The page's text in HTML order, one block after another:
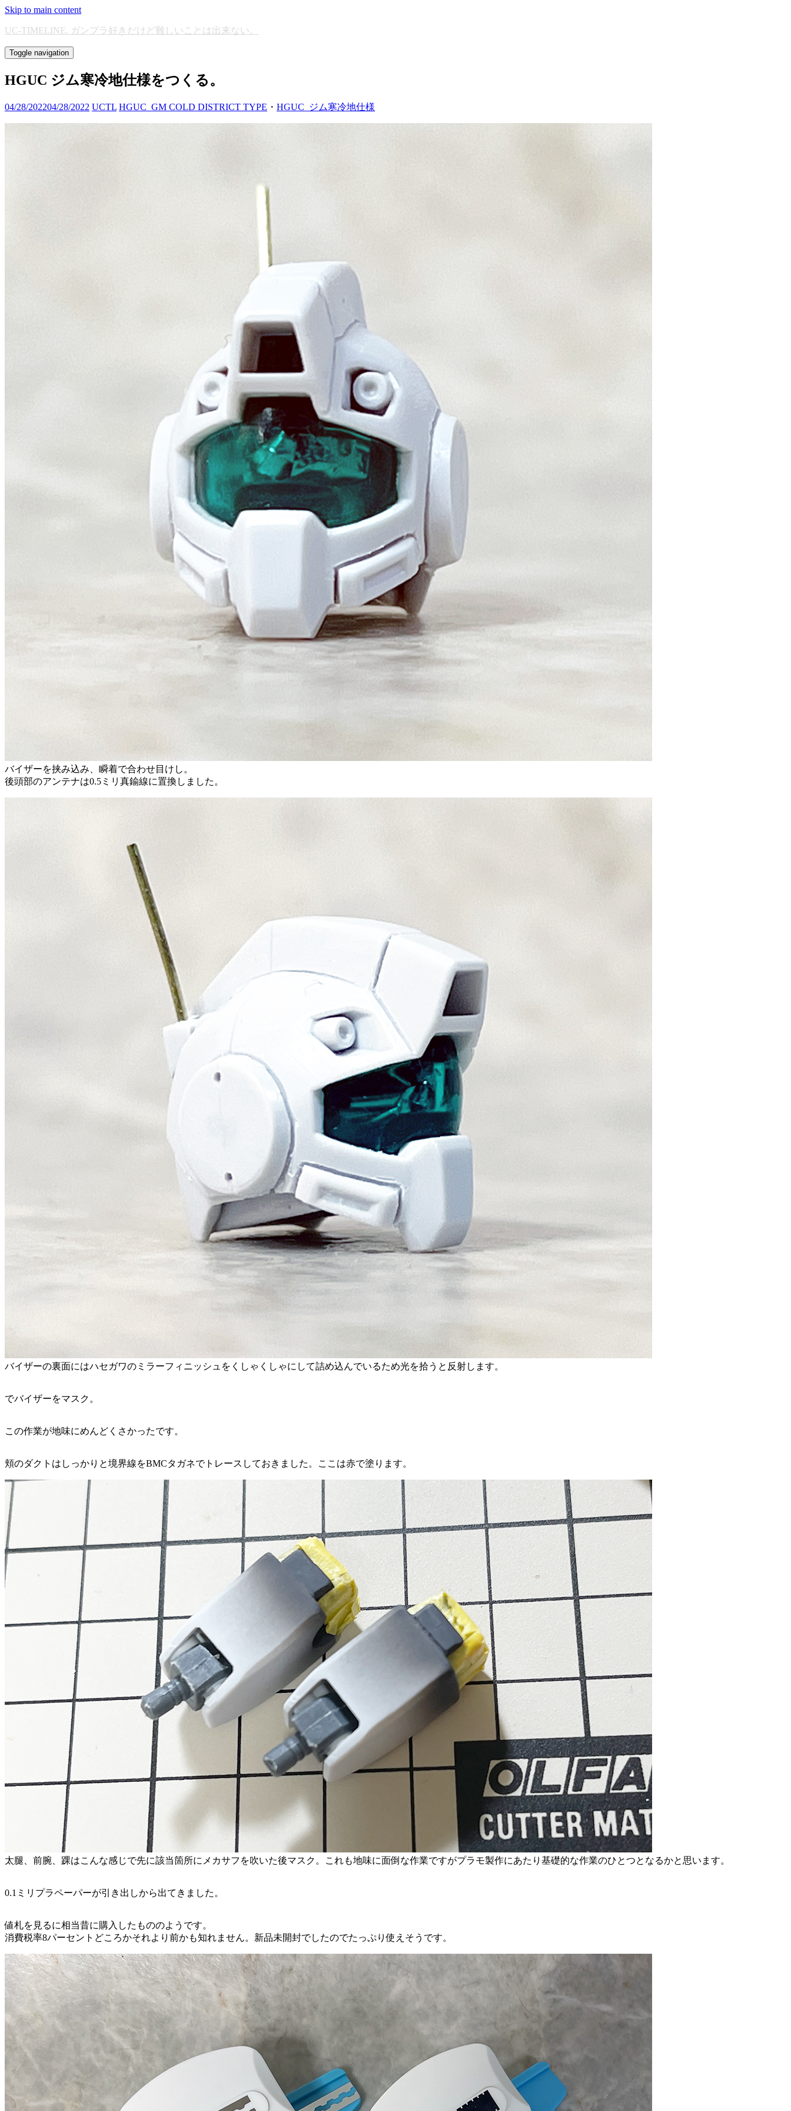
Skip to main content
UC-TIMELINE. ガンプラ好きだけど難しいことは出来ない。
Toggle navigation
HGUC ジム寒冷地仕様をつくる。
04/28/202204/28/2022 UCTL HGUC_GM COLD DISTRICT TYPE ・ HGUC_ジム寒冷地仕様
バイザーを挟み込み、瞬着で合わせ目けし。
後頭部のアンテナは0.5ミリ真鍮線に置換しました。
バイザーの裏面にはハセガワのミラーフィニッシュをくしゃくしゃにして詰め込んでいるため光を拾うと反射します。
でバイザーをマスク。
この作業が地味にめんどくさかったです。
頬のダクトはしっかりと境界線をBMCタガネでトレースしておきました。ここは赤で塗ります。
太腿、前腕、踝はこんな感じで先に該当箇所にメカサフを吹いた後マスク。これも地味に面倒な作業ですがプラモ製作にあたり基礎的な作業のひとつとなるかと思います。
0.1ミリプラペーパーが引き出しから出てきました。
値札を見るに相当昔に購入したもののようです。
消費税率8パーセントどころかそれより前かも知れません。新品未開封でしたのでたっぷり使えそうです。